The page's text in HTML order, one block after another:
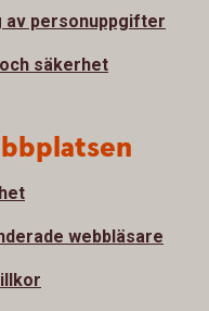
av personuppgifter
säkerhet
webbläsare